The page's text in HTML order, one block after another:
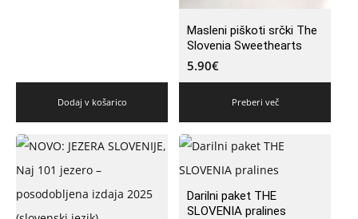
Dodaj v košarico
Masleni piškoti srčki The
Slovenia Sweethearts
5.90€
Preberi več
Darilni paket THE
SLOVENIA pralines